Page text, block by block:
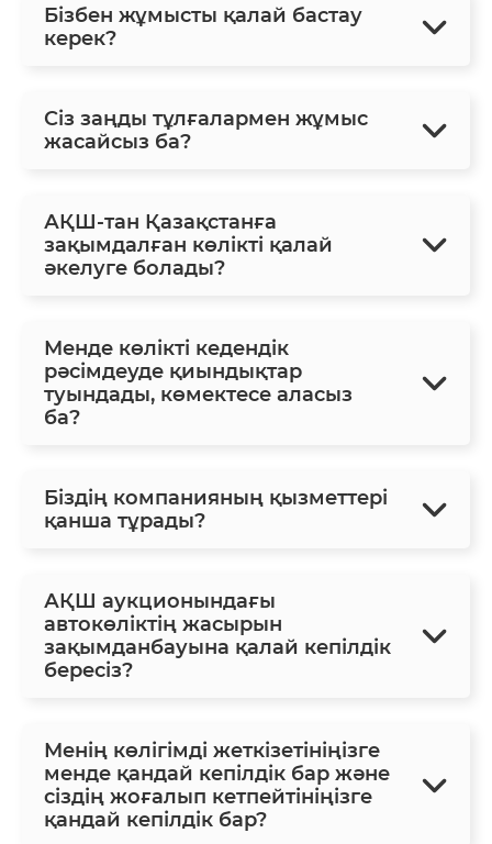
Бізбен жұмысты қалай бастау
керек?
Сіз заңды тұлғалармен жұмыс
жасайсыз ба?
АҚШ-тан Қазақстанға
зақымдалған көлікті қалай
әкелуге болады?
Менде көлікті кедендік
рәсімдеуде қиындықтар
туындады, көмектесе аласыз
ба?
Біздің компанияның қызметтері
қанша тұрады?
АҚШ аукционындағы
автокөліктің жасырын
зақымданбауына қалай кепілдік
бересіз?
Менің көлігімді жеткізетініңізге
менде қандай кепілдік бар және
сіздің жоғалып кетпейтініңізге
қандай кепілдік бар?